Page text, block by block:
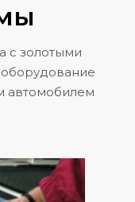
с золотыми
автомобилем